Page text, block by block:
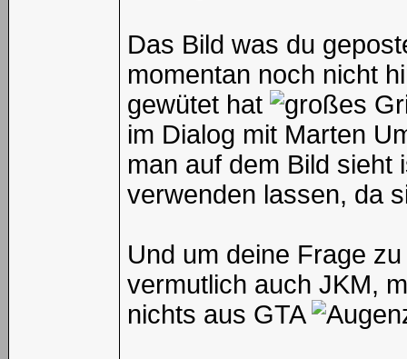
Das Bild was du
momentan noch nicht
gewütet hat
im Dialog mit Marten
man auf dem Bild sieht
verwenden lassen, da
Und um deine Frage
vermutlich auch JKM,
nichts aus GTA